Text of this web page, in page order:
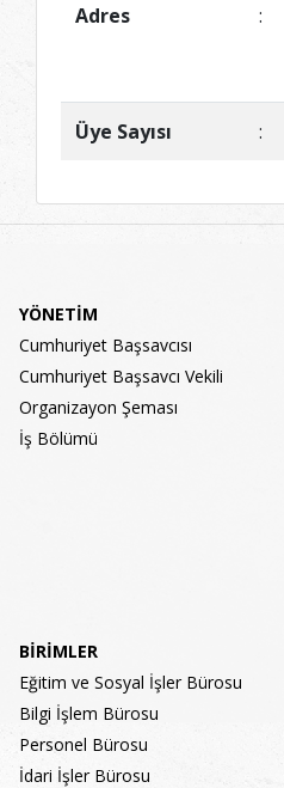
Adres :
Üye Sayısı :
YÖNETİM
Cumhuriyet Başsavcısı
Cumhuriyet Başsavcı Vekili
Organizayon Şeması
İş Bölümü
BİRİMLER
Eğitim ve Sosyal İşler Bürosu
Bilgi İşlem Bürosu
Personel Bürosu
İdari İşler Bürosu